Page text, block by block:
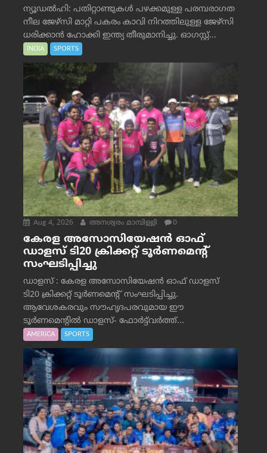
ന്യൂഡൽഹി: പതിറ്റാണ്ടുകൾ പഴക്കമുള്ള പരമ്പരാഗത
നീല ജേഴ്‌സി മാറ്റി പകരം കാവി നിറത്തിലുള്ള ജേഴ്‌സി
ധരിക്കാൻ ഹോക്കി ഇന്ത്യ തീരുമാനിച്ചു. ഓഗസ്റ്റ്...
INDIA SPORTS
Aug 4, 2026 അനശ്വരം മാമ്പിള്ളി 0
കേരള അസോസിയേഷൻ ഓഫ്
ഡാളസ് ടി20 ക്രിക്കറ്റ് ടൂർണമെന്റ്
സംഘടിപ്പിച്ചു
ഡാളസ് : കേരള അസോസിയേഷൻ ഓഫ് ഡാളസ്
ടി20 ക്രിക്കറ്റ് ടൂർണമെന്റ് സംഘടിപ്പിച്ചു.
ആവേശകരവും സൗഹൃദപരവുമായ ഈ
ടൂർണമെന്റിൽ ഡാളസ്- ഫോർട്ട്‌വര്‍ത്ത്...
AMERICA SPORTS